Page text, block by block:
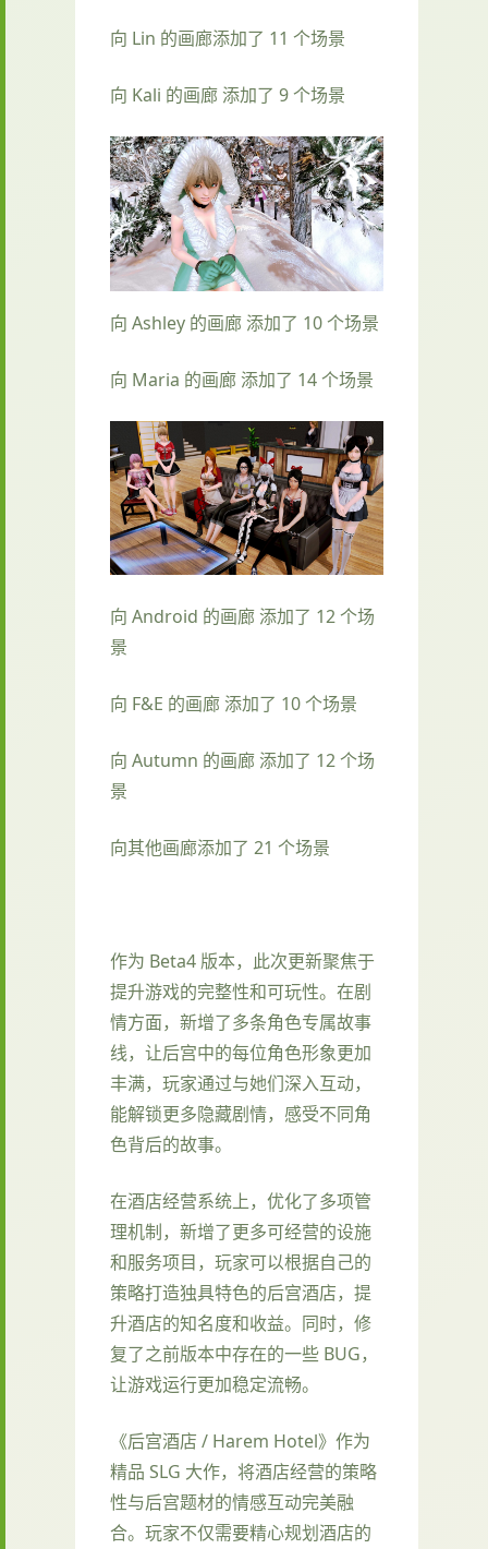
向 Lin 的画廊添加了 11 个场景
向 Kali 的画廊 添加了 9 个场景
向 Ashley 的画廊 添加了 10 个场景
向 Maria 的画廊 添加了 14 个场景
向 Android 的画廊 添加了 12 个场
景
向 F&E 的画廊 添加了 10 个场景
向 Autumn 的画廊 添加了 12 个场
景
向其他画廊添加了 21 个场景
作为 Beta4 版本，此次更新聚焦于
提升游戏的完整性和可玩性。在剧
情方面，新增了多条角色专属故事
线，让后宫中的每位角色形象更加
丰满，玩家通过与她们深入互动，
能解锁更多隐藏剧情，感受不同角
色背后的故事。
在酒店经营系统上，优化了多项管
理机制，新增了更多可经营的设施
和服务项目，玩家可以根据自己的
策略打造独具特色的后宫酒店，提
升酒店的知名度和收益。同时，修
复了之前版本中存在的一些 BUG，
让游戏运行更加稳定流畅。
《后宫酒店 / Harem Hotel》作为
精品 SLG 大作，将酒店经营的策略
性与后宫题材的情感互动完美融
合。玩家不仅需要精心规划酒店的